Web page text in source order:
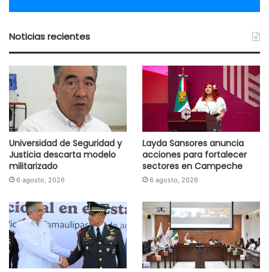
Noticias recientes
Universidad de Seguridad y
Justicia descarta modelo
militarizado
6 agosto, 2026
Layda Sansores anuncia
acciones para fortalecer
sectores en Campeche
6 agosto, 2026